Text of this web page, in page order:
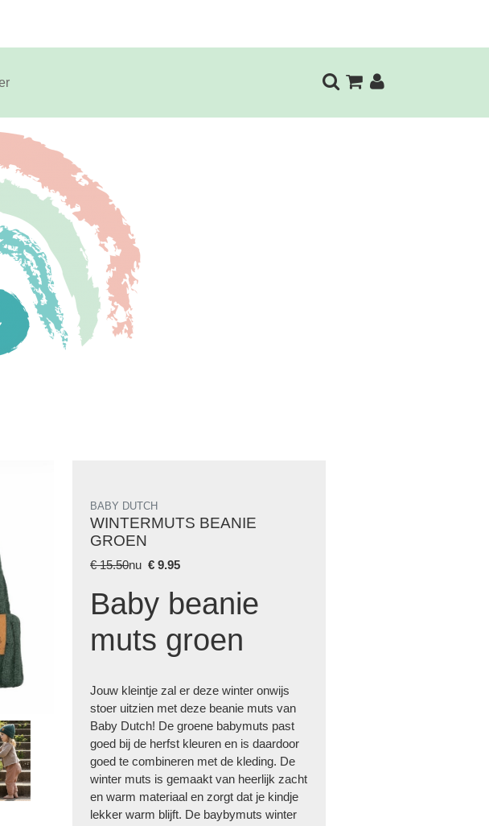
BABY DUTCH
WINTERMUTS BEANIE
GROEN
€ 15.50nu€9.95
Baby beanie
muts groen
Jouw kleintje zal er deze winter onwijs
stoer uitzien met deze beanie muts van
Baby Dutch! De groene babymuts past
goed bij de herfst kleuren en is daardoor
goed te combineren met de kleding. De
winter muts is gemaakt van heerlijk zacht
en warm materiaal en zorgt dat je kindje
lekker warm blijft. De baybymuts winter